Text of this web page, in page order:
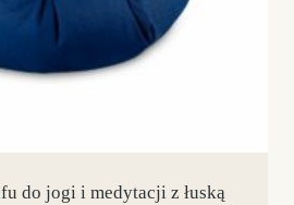
do jogi i medytacji z łuską